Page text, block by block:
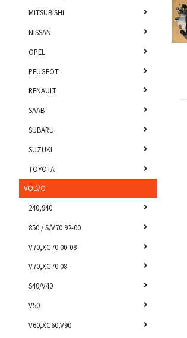
MITSUBISHI
NISSAN
OPEL
PEUGEOT
RENAULT
SAAB
SUBARU
SUZUKI
TOYOTA
VOLVO
240,940
850 / S/V70 92-00
V70,XC70 00-08
V70,XC70 08-
S40/V40
V50
V60,XC60,V90